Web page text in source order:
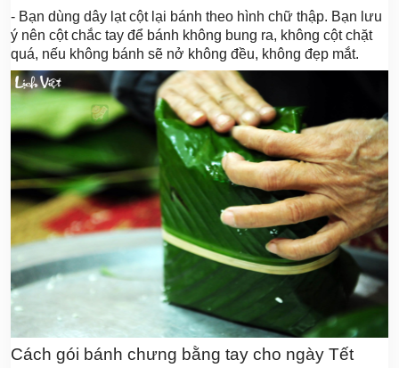
- Bạn dùng dây lạt cột lại bánh theo hình chữ thập. Bạn lưu
ý nên cột chắc tay để bánh không bung ra, không cột chặt
quá, nếu không bánh sẽ nở không đều, không đẹp mắt.
Cách gói bánh chưng bằng tay cho ngày Tết